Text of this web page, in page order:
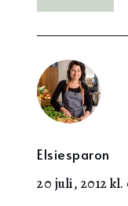
Elsiesparon
20 juli, 2012 kl.